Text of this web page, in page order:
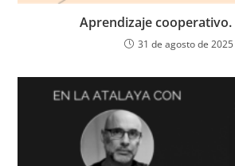
Aprendizaje cooperativo.
31 de agosto de 2025